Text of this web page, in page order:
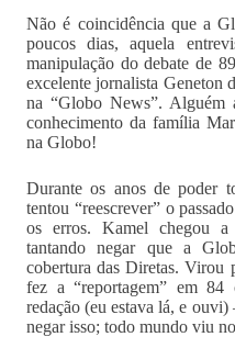
Não é coincidência que a
poucos dias, aquela
manipulação do debate de
excelente jornalista Geneton
na “Globo News”. Alguém
conhecimento da família
na Globo!
Durante os anos de poder
tentou “reescrever” o
os erros. Kamel chegou a
tantando negar que a
cobertura das Diretas. Virou
fez a “reportagem” em 84
redação (eu estava lá, e
negar isso; todo mundo viu